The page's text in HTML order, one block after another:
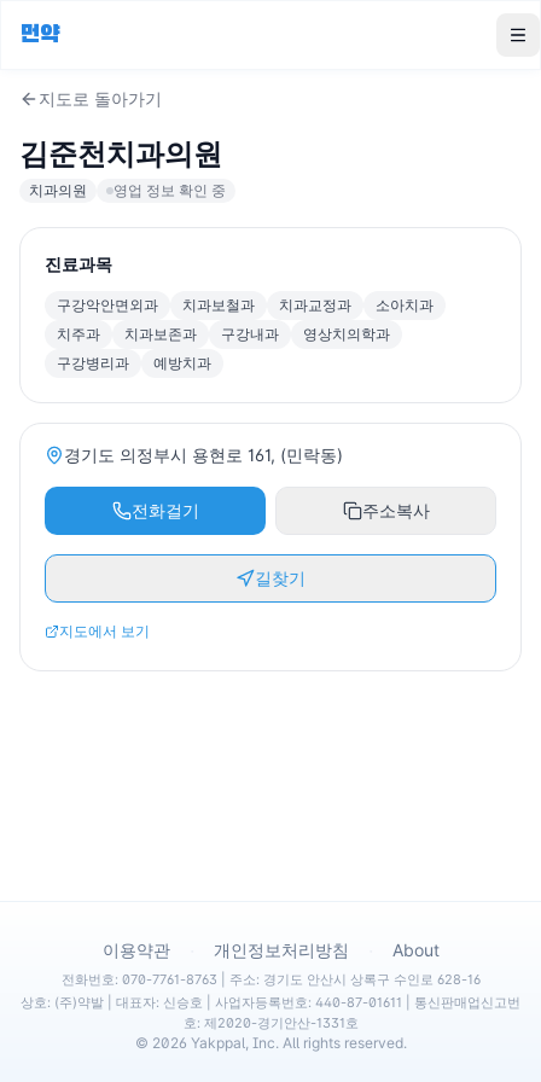
먼약
지도로 돌아가기
김준천치과의원
치과의원 영업 정보 확인 중
진료과목
구강악안면외과 치과보철과 치과교정과
소아치과
치주과
치과보존과 구강내과
영상치의학과
구강병리과
예방치과
경기도 의정부시 용현로 161, (민락동)
전화걸기 주소복사
길찾기
지도에서 보기
이용약관 개인정보처리방침 About
전화번호: 070-7761-8763 | 주소: 경기도 안산시 상록구 수인로 628-16
상호: (주)약발 | 대표자: 신승호 | 사업자등록번호: 440-87-01611 | 통신판매업신고번
호: 제2020-경기안산-1331호
© 2026 Yakppal, Inc. All rights reserved.